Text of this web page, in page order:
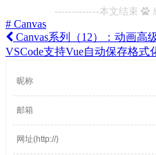
-------------本文结束
# Canvas
Canvas系列（12）：动画高
VSCode支持Vue自动保存格式